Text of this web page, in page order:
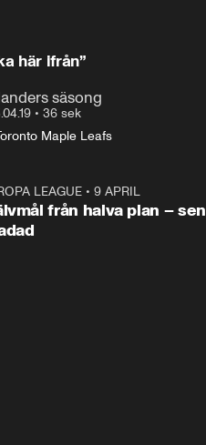
här ifrån”
säsong
• 36 sek
Maple Leafs
LEAGUE• 9 APRIL
från halva plan – sen